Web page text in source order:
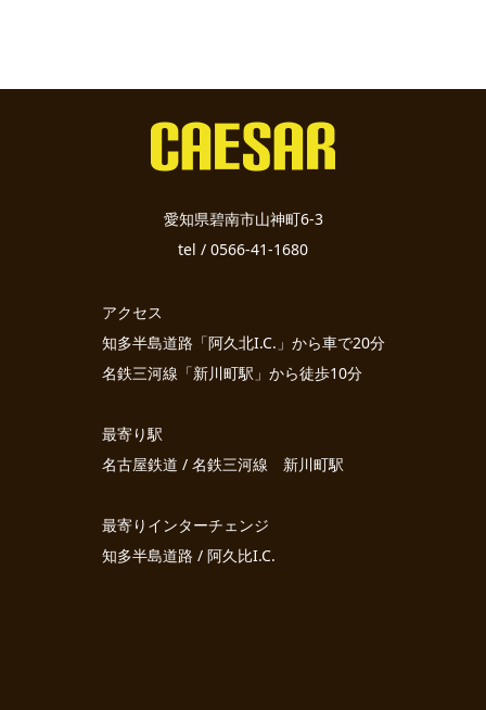
愛知県碧南市山神町6-3
tel / 0566-41-1680
アクセス
知多半島道路「阿久北I.C.」から車で20分
名鉄三河線「新川町駅」から徒歩10分
最寄り駅
名古屋鉄道 / 名鉄三河線 新川町駅
最寄りインターチェンジ
知多半島道路 / 阿久比I.C.